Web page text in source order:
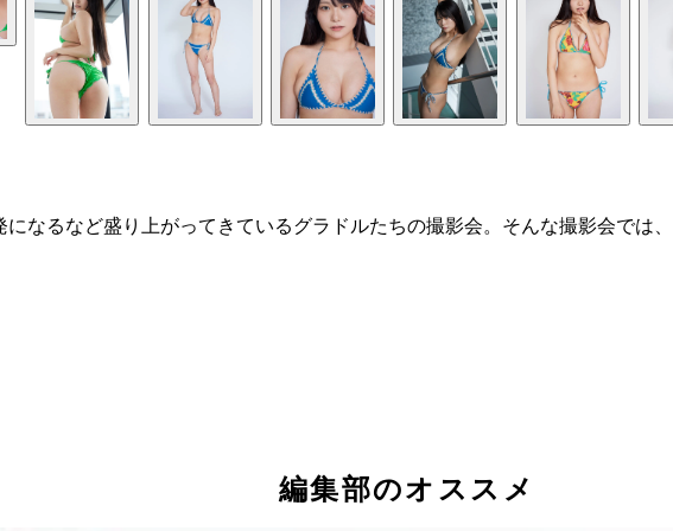
なるなど盛り上がってきているグラドルたちの撮影会。そんな撮影会で
編集部のオススメ